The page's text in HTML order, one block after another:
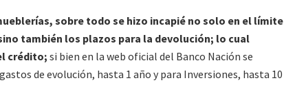
sobre todo se hizo incapié no solo en el límite
también los plazos para la devolución; lo cual
crédito; si bien en la web oficial del Banco Nación se
de evolución, hasta 1 año y para Inversiones, hasta 10